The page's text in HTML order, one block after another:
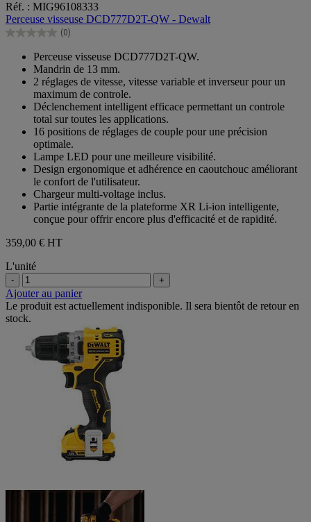
sur
5
étoiles.
Réf. : MIG96108333
Perceuse visseuse DCD777D2T-QW - Dewalt
(0)
0.0
étoiles.
Perceuse visseuse DCD777D2T-QW.
Mandrin de 13 mm.
2 réglages de vitesse, vitesse variable et inverseur pour un
maximum de controle.
Déclenchement intelligent efficace permettant un controle
total sur toutes les applications.
16 positions de réglages de couple pour une précision
optimale.
Lampe LED pour une meilleure visibilité.
Design ergonomique et adhérence en caoutchouc améliorant
le confort de l'utilisateur.
Chargeur multi-voltage inclus.
Partie intégrante de la plateforme XR Li-ion intelligente,
conçue pour offrir encore plus d'efficacité et de rapidité.
359,00 € HT
L'unité
- +
Ajouter au panier
Le produit est actuellement indisponible. Il sera bientôt de retour en
stock.